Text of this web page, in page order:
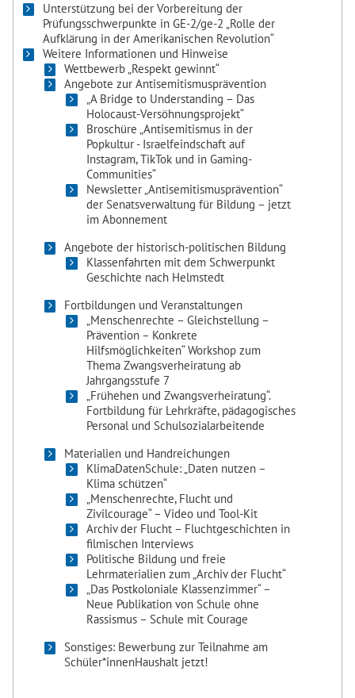
Unterstützung bei der Vorbereitung der
Prüfungsschwerpunkte in GE-2/ge-2 „Rolle der
Aufklärung in der Amerikanischen Revolution“
Weitere Informationen und Hinweise
Wettbewerb „Respekt gewinnt“
Angebote zur Antisemitismusprävention
„A Bridge to Understanding – Das
Holocaust-Versöhnungsprojekt“
Broschüre „Antisemitismus in der
Popkultur - Israelfeindschaft auf
Instagram, TikTok und in Gaming-
Communities“
Newsletter „Antisemitismusprävention“
der Senatsverwaltung für Bildung – jetzt
im Abonnement
Angebote der historisch-politischen Bildung
Klassenfahrten mit dem Schwerpunkt
Geschichte nach Helmstedt
Fortbildungen und Veranstaltungen
„Menschenrechte – Gleichstellung –
Prävention – Konkrete
Hilfsmöglichkeiten“ Workshop zum
Thema Zwangsverheiratung ab
Jahrgangsstufe 7
„Frühehen und Zwangsverheiratung“.
Fortbildung für Lehrkräfte, pädagogisches
Personal und Schulsozialarbeitende
Materialien und Handreichungen
KlimaDatenSchule: „Daten nutzen –
Klima schützen“
„Menschenrechte, Flucht und
Zivilcourage“ – Video und Tool-Kit
Archiv der Flucht – Fluchtgeschichten in
filmischen Interviews
Politische Bildung und freie
Lehrmaterialien zum „Archiv der Flucht“
„Das Postkoloniale Klassenzimmer“ –
Neue Publikation von Schule ohne
Rassismus – Schule mit Courage
Sonstiges: Bewerbung zur Teilnahme am
Schüler*innenHaushalt jetzt!